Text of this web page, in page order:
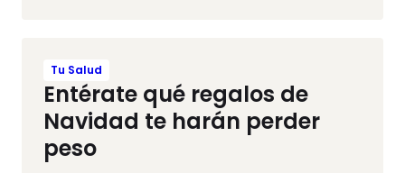
Tu Salud
Entérate qué regalos de
Navidad te harán perder
peso